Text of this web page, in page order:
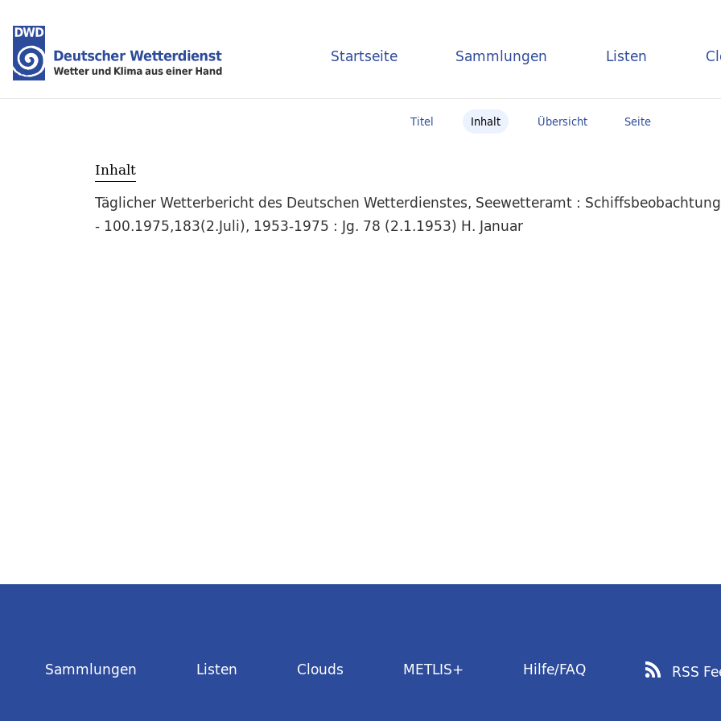
Startseite Sammlungen Listen
Titel Inhalt Übersicht Seite
Inhalt
Täglicher Wetterbericht des Deutschen Wetterdienstes, Seewetteramt :
- 100.1975,183(2.Juli), 1953-1975 : Jg. 78 (2.1.1953) H. Januar
Sammlungen Listen Clouds METLIS+ Hilfe/FAQ RSS